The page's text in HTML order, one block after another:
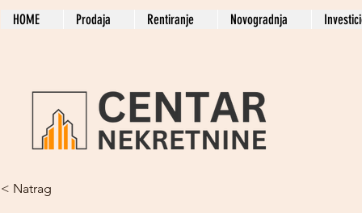
HOME Prodaja Rentiranje Novogradnja
< Natrag